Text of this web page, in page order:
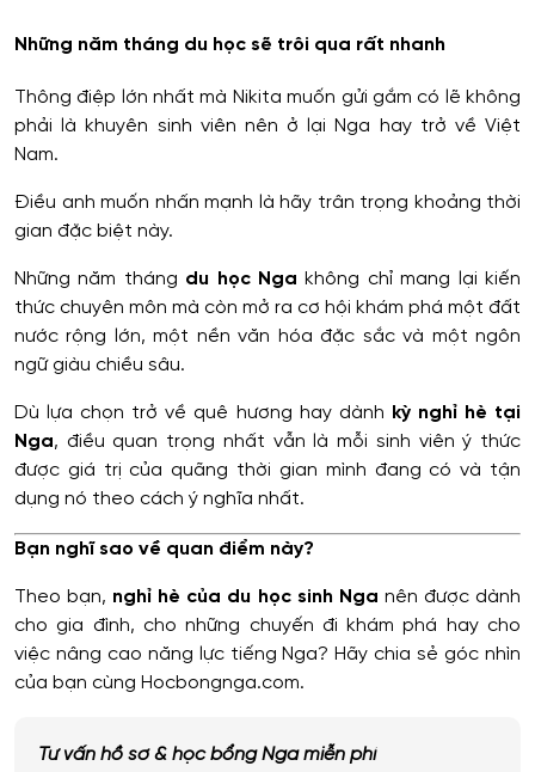
Những năm tháng du học sẽ trôi qua rất nhanh
Thông điệp lớn nhất mà Nikita muốn gửi gắm có lẽ không
phải là khuyên sinh viên nên ở lại Nga hay trở về Việt
Nam.
Điều anh muốn nhấn mạnh là hãy trân trọng khoảng thời
gian đặc biệt này.
Những năm tháng du học Nga không chỉ mang lại kiến
thức chuyên môn mà còn mở ra cơ hội khám phá một đất
nước rộng lớn, một nền văn hóa đặc sắc và một ngôn
ngữ giàu chiều sâu.
Dù lựa chọn trở về quê hương hay dành kỳ nghỉ hè tại
Nga, điều quan trọng nhất vẫn là mỗi sinh viên ý thức
được giá trị của quãng thời gian mình đang có và tận
dụng nó theo cách ý nghĩa nhất.
Bạn nghĩ sao về quan điểm này?
Theo bạn, nghỉ hè của du học sinh Nga nên được dành
cho gia đình, cho những chuyến đi khám phá hay cho
việc nâng cao năng lực tiếng Nga? Hãy chia sẻ góc nhìn
của bạn cùng Hocbongnga.com.
Tư vấn hồ sơ & học bổng Nga miễn phí